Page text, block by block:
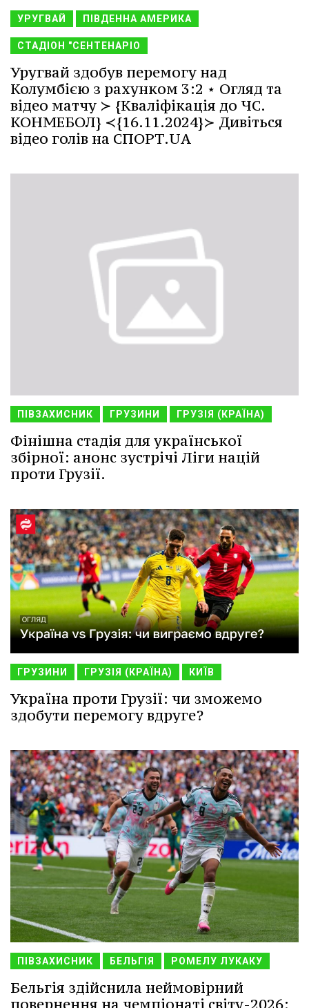
УРУГВАЙ ПІВДЕННА АМЕРИКА
СТАДІОН "СЕНТЕНАРІО
Уругвай здобув перемогу над
Колумбією з рахунком 3:2 ⋆ Огляд та
відео матчу ≻ {Кваліфікація до ЧС.
КОНМЕБОЛ} ≺{16.11.2024}≻ Дивіться
відео голів на СПОРТ.UA
ПІВЗАХИСНИК ГРУЗИНИ ГРУЗІЯ (КРАЇНА)
Фінішна стадія для української
збірної: анонс зустрічі Ліги націй
проти Грузії.
ГРУЗИНИ ГРУЗІЯ (КРАЇНА) КИЇВ
Україна проти Грузії: чи зможемо
здобути перемогу вдруге?
ПІВЗАХИСНИК БЕЛЬГІЯ РОМЕЛУ ЛУКАКУ
Бельгія здійснила неймовірний
повернення на чемпіонаті світу-2026: